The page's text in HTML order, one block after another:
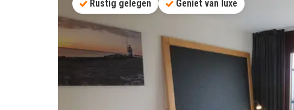
Rustig gelegen Geniet van luxe